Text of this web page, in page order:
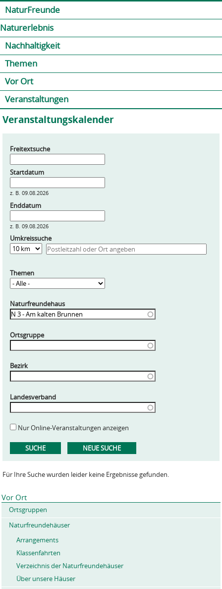
NaturFreunde
Naturerlebnis
Nachhaltigkeit
Themen
Vor Ort
Veranstaltungen
Veranstaltungskalender
Freitextsuche
Startdatum
z. B. 09.08.2026
Enddatum
z. B. 09.08.2026
Umkreissuche
Entfernung
Themen
Naturfreundehaus
Ortsgruppe
Bezirk
Landesverband
Nur Online-Veranstaltungen anzeigen
Für Ihre Suche wurden leider keine Ergebnisse gefunden.
Vor Ort
Ortsgruppen
Naturfreundehäuser
Arrangements
Klassenfahrten
Verzeichnis der Naturfreundehäuser
Über unsere Häuser